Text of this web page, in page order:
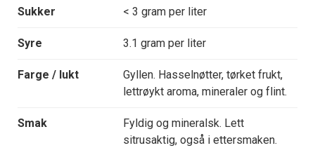
Sukker < 3 gram per liter
Syre 3.1 gram per liter
Farge / lukt
Gyllen. Hasselnøtter, tørket frukt,
lettrøykt aroma, mineraler og flint.
Smak
Fyldig og mineralsk. Lett
sitrusaktig, også i ettersmaken.